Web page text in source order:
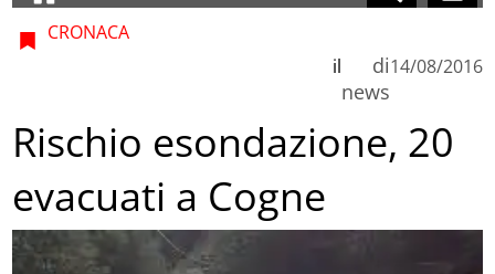
CRONACA
di
news
il 14/08/2016
Rischio esondazione, 20
evacuati a Cogne